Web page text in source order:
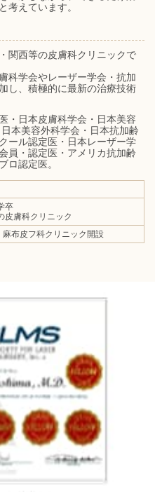
考えています。
関西等の皮膚科クリニックで
科学会やレーザー学会・抗加
し、積極的に最新の治療技術
・日本皮膚科学会・日本美容
本美容外科学会・日本抗加齢
ール認定医・日本レーザー学
員・認定医・アメリカ抗加齢
ロ認定医。
卒
皮膚科クリニック
麻布皮フ科クリニック開設